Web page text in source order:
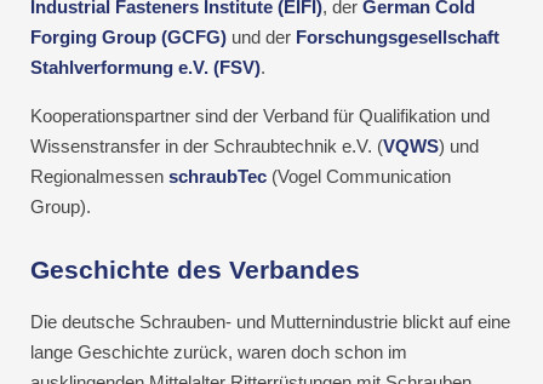
Industrial Fasteners Institute (EIFI), der German Cold
Forging Group (GCFG) und der Forschungsgesellschaft
Stahlverformung e.V. (FSV).
Kooperationspartner sind der Verband für Qualifikation und
Wissenstransfer in der Schraubtechnik e.V. (VQWS) und
Regionalmessen schraubTec (Vogel Communication
Group).
Geschichte des Verbandes
Die deutsche Schrauben- und Mutternindustrie blickt auf eine
lange Geschichte zurück, waren doch schon im